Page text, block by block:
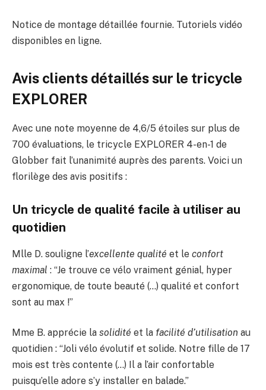
Notice de montage détaillée fournie. Tutoriels vidéo
disponibles en ligne.
Avis clients détaillés sur le tricycle
EXPLORER
Avec une note moyenne de 4,6/5 étoiles sur plus de
700 évaluations, le tricycle EXPLORER 4-en-1 de
Globber fait l’unanimité auprès des parents. Voici un
florilège des avis positifs :
Un tricycle de qualité facile à utiliser au
quotidien
Mlle D. souligne l’excellente qualité et le confort
maximal : “Je trouve ce vélo vraiment génial, hyper
ergonomique, de toute beauté (…) qualité et confort
sont au max !”
Mme B. apprécie la solidité et la facilité d’utilisation au
quotidien : “Joli vélo évolutif et solide. Notre fille de 17
mois est très contente (…) Il a l’air confortable
puisqu’elle adore s’y installer en balade.”